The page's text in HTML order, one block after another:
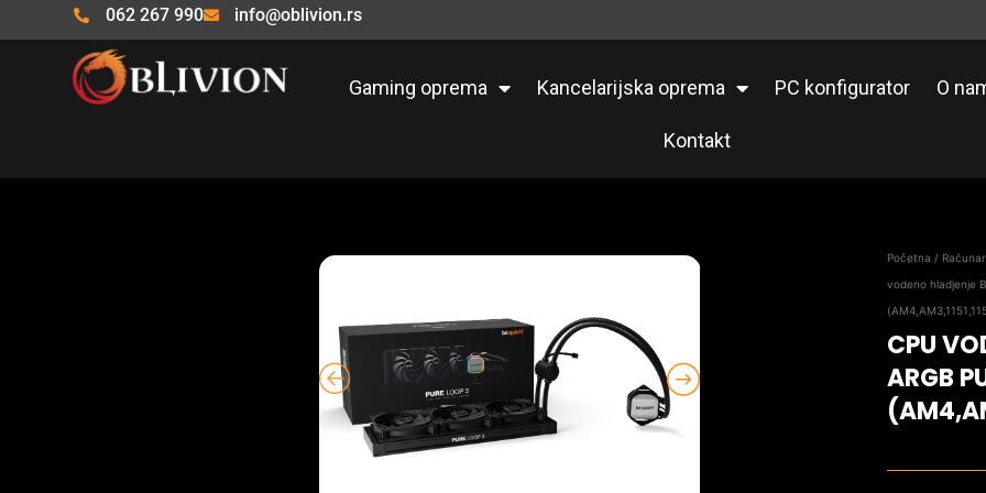
na
062 267 990 info@oblivion.rs
Gaming oprema Kancelarijska oprema PC konfigurator O
Kontakt
Početna /
vodeno hladjenje
CPU
ARGB